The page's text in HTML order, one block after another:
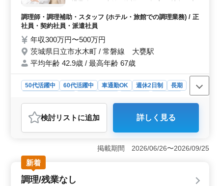
ます。建築施工管理業務の経験が5年以上ある方を求めて
います。
心とした茨城の旬の食材をふんだんに使った
料理が自慢です。 そんな当館の厨房を支え
集します。
調理師・調理補助・スタッフ (ホテル・旅館での調理業務) / 正
社員・契約社員・派遣社員
年収300万円〜500万円
茨城県日立市水木町 / 常磐線 大甕駅
平均年齢 42.9歳 / 最高年齢 67歳
50代活躍中 60代活躍中 車通勤OK 週休2日制
長期
調理師・調理補助・スタッフ
おすすめポイント
＜働きやすさ＞ 洗い場業務も不要のため、調理に専念
できる環境が整っています。残業がなく、勤務時間は1日
8時間程度で、メリハリをつけ無理なく長期的に働ける点
が魅力です。 ＜充実の待遇＞ 車通勤可能で、通勤
手当の支給や寮・社宅の用意もあり、生活面の安心を確
保しています。 ＜環境とやりがい＞ 海辺の一軒宿
検討リスト に追加 詳しく見る
掲載期間 2026/06/26〜2026/09/25
新着
調理/残業なし